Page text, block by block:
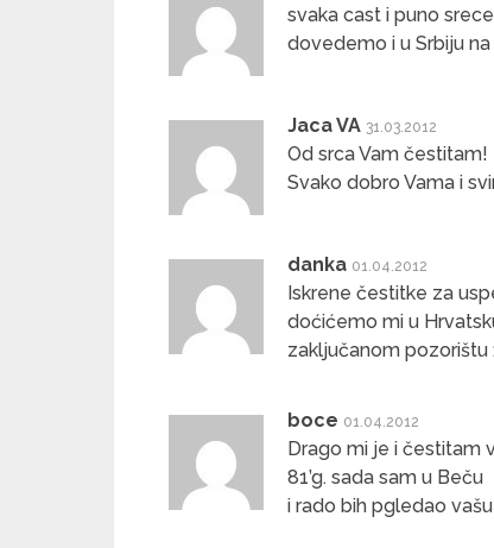
svaka cast i puno
dovedemo i u Srbiju na
Jaca VA 31.03.2012
Od srca Vam
Svako dobro Vama i
danka 01.04.2012
Iskrene čestitke za
doćićemo mi u
zaključanom pozorištu
boce 01.04.2012
Drago mi je i čestitam
81’g. sada sam u Beču
i rado bih pgledao